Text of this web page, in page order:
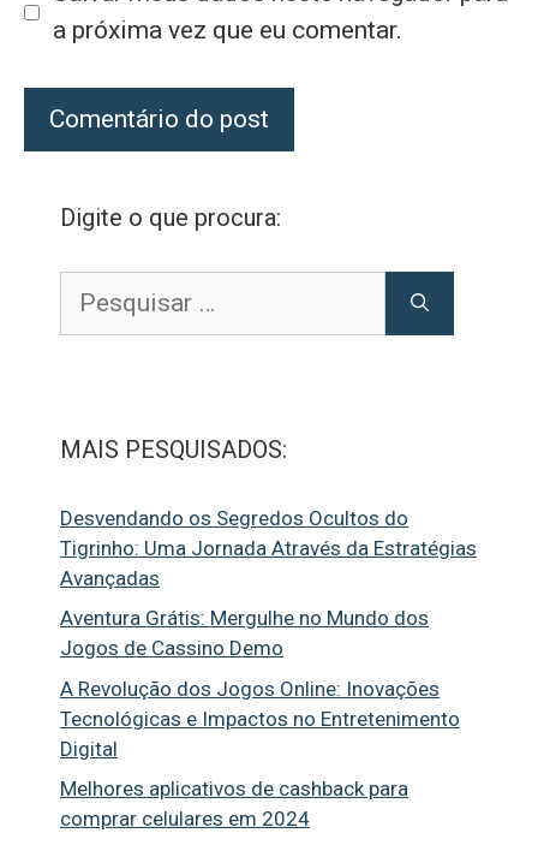
a próxima vez que eu comentar.
Digite o que procura:
por:
MAIS PESQUISADOS:
Desvendando os Segredos Ocultos do
Tigrinho: Uma Jornada Através da Estratégias
Avançadas
Aventura Grátis: Mergulhe no Mundo dos
Jogos de Cassino Demo
A Revolução dos Jogos Online: Inovações
Tecnológicas e Impactos no Entretenimento
Digital
Melhores aplicativos de cashback para
comprar celulares em 2024